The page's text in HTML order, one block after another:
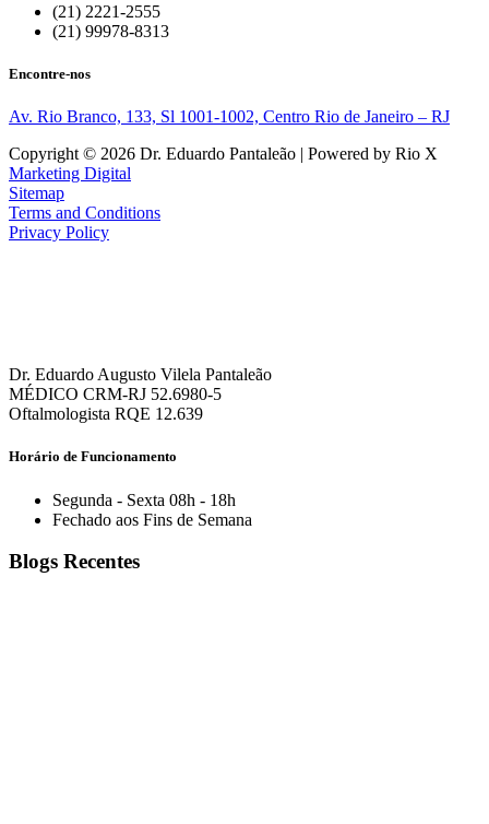
(21) 2221-2555
(21) 99978-8313
Encontre-nos
Av. Rio Branco, 133, Sl 1001-1002, Centro Rio de Janeiro – RJ
Copyright © 2026 Dr. Eduardo Pantaleão | Powered by Rio X
Marketing Digital
Sitemap
Terms and Conditions
Privacy Policy
Dr. Eduardo Augusto Vilela Pantaleão
MÉDICO CRM-RJ 52.6980-5
Oftalmologista RQE 12.639
Horário de Funcionamento
Segunda - Sexta 08h - 18h
Fechado aos Fins de Semana
Blogs Recentes